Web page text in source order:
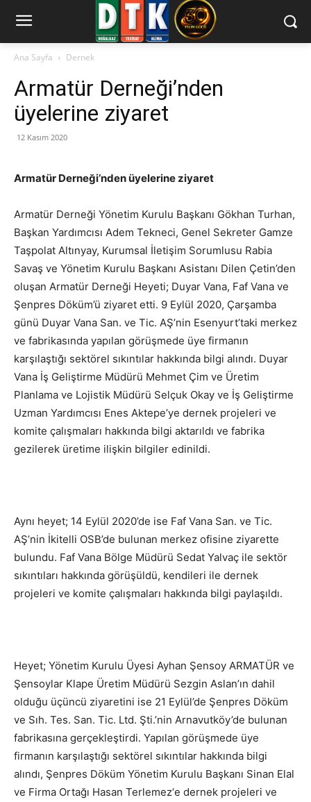
Ana Sayfa Dernek
Armatür Derneği’nden
üyelerine ziyaret
12 Kasım 2020
Armatür Derneği’nden üyelerine ziyaret
Armatür Derneği Yönetim Kurulu Başkanı Gökhan Turhan,
Başkan Yardımcısı Adem Tekneci, Genel Sekreter Gamze
Taşpolat Altınyay, Kurumsal İletişim Sorumlusu Rabia
Savaş ve Yönetim Kurulu Başkanı Asistanı Dilen Çetin’den
oluşan Armatür Derneği Heyeti; Duyar Vana, Faf Vana ve
Şenpres Döküm’ü ziyaret etti. 9 Eylül 2020, Çarşamba
günü Duyar Vana San. ve Tic. AŞ’nin Esenyurt’taki merkez
ve fabrikasında yapılan görüşmede üye firmanın
karşılaştığı sektörel sıkıntılar hakkında bilgi alındı. Duyar
Vana İş Geliştirme Müdürü Mehmet Çim ve Üretim
Planlama ve Lojistik Müdürü Selçuk Okay ve İş Geliştirme
Uzman Yardımcısı Enes Aktepe’ye dernek projeleri ve
komite çalışmaları hakkında bilgi aktarıldı ve fabrika
gezilerek üretime ilişkin bilgiler edinildi.
Aynı heyet; 14 Eylül 2020’de ise Faf Vana San. ve Tic.
AŞ’nin İkitelli OSB’de bulunan merkez ofisine ziyarette
bulundu. Faf Vana Bölge Müdürü Sedat Yalvaç ile sektör
sıkıntıları hakkında görüşüldü, kendileri ile dernek
projeleri ve komite çalışmaları hakkında bilgi paylaşıldı.
Heyet; Yönetim Kurulu Üyesi Ayhan Şensoy ARMATÜR ve
Şensoylar Klape Üretim Müdürü Sezgin Aslan’ın dahil
olduğu üçüncü ziyaretini ise 21 Eylül’de Şenpres Döküm
ve Sıh. Tes. San. Tic. Ltd. Şti.’nin Arnavutköy’de bulunan
fabrikasına gerçekleştirdi. Yapılan görüşmede üye
firmanın karşılaştığı sektörel sıkıntılar hakkında bilgi
alındı, Şenpres Döküm Yönetim Kurulu Başkanı Sinan Elal
ve Firma Ortağı Hasan Terlemez‘e dernek projeleri ve